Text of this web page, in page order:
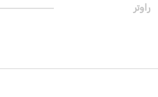
راوتر